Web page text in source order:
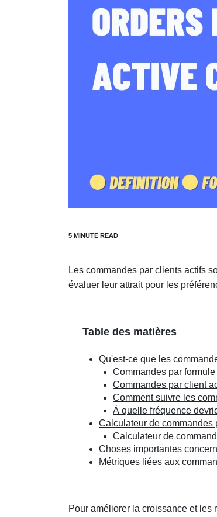
Les commandes par clients actifs
évaluer leur attrait pour les
Table des matières
Qu'est-ce que les
Commandes par
Commandes par client
Comment suivre les
À quelle fréquence
Calculateur de commandes
Calculateur de
Choses importantes
Métriques liées aux
Pour améliorer la croissance et les